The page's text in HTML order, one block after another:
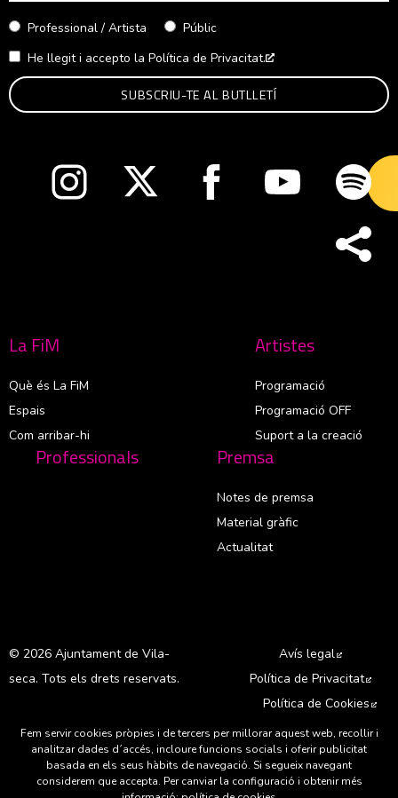
Professional / Artista
Públic
He llegit i accepto la Política de Privacitat.
Abre en nueva ventanaAbre en nueva ventanaAbre en nueva ventana
Abre en nueva
La FiM
Què és La FiM
Espais
Com arribar-hi
Artistes
Programació
Programació OFF
Suport a la creació
Professionals Premsa
Notes de premsa
Material gràfic
Actualitat
© 2026 Ajuntament de Vila-
seca. Tots els drets reservats.
Avís legal
Política de Privacitat
Política de Cookies
Fem servir cookies pròpies i de tercers per millorar aquest web, recollir i
analitzar dades d´accés, incloure funcions socials i oferir publicitat
basada en els seus hàbits de navegació. Si segueix navegant
considerem que accepta. Per canviar la configuració i obtenir més